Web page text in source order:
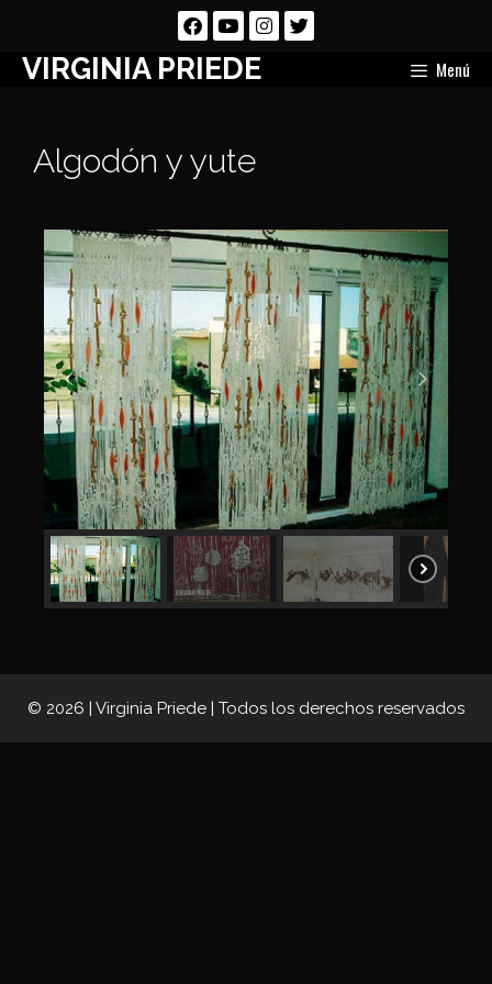
VIRGINIA PRIEDE Menú
Algodón y yute
© 2026 | Virginia Priede | Todos los derechos reservados